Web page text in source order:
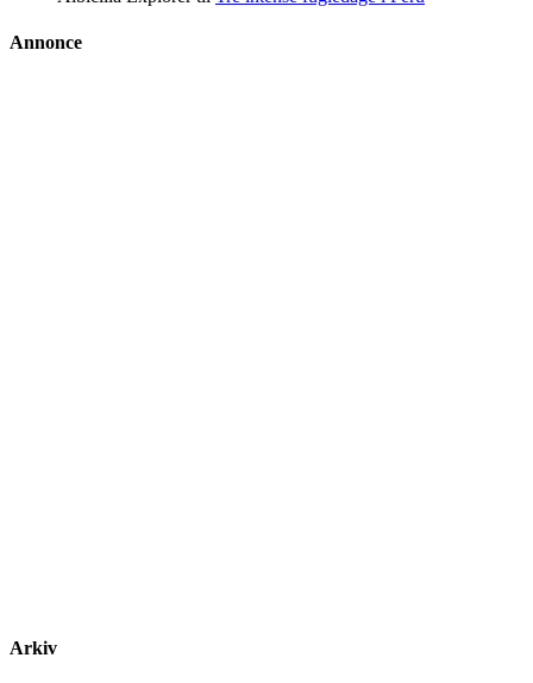
Annonce
Arkiv